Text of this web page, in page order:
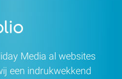
Media al websites
een indrukwekkend